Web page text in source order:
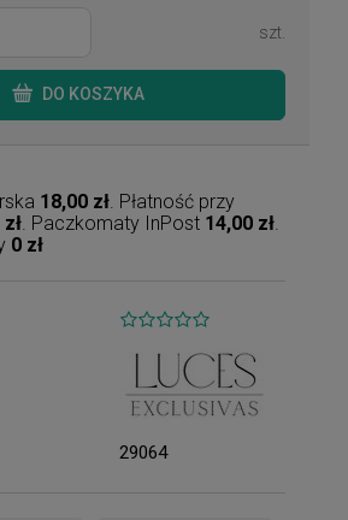
szt.
DO KOSZYKA
18,00 zł . Płatność przy
. Paczkomaty InPost 14,00 zł
0 zł
29064